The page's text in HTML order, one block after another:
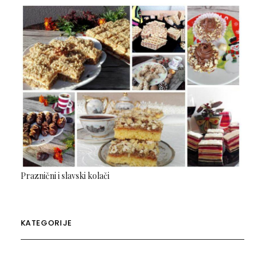
Praznični i slavski kolači
KATEGORIJE